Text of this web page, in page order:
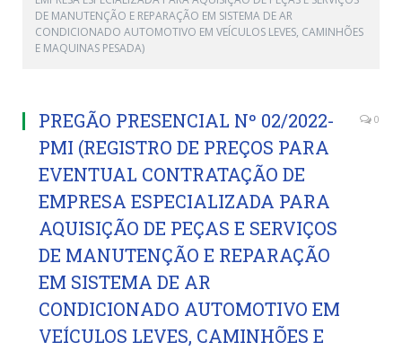
DE MANUTENÇÃO E REPARAÇÃO EM SISTEMA DE AR
CONDICIONADO AUTOMOTIVO EM VEÍCULOS LEVES, CAMINHÕES
E MAQUINAS PESADA)
PREGÃO PRESENCIAL Nº 02/2022-
PMI (REGISTRO DE PREÇOS PARA
EVENTUAL CONTRATAÇÃO DE
EMPRESA ESPECIALIZADA PARA
AQUISIÇÃO DE PEÇAS E SERVIÇOS
DE MANUTENÇÃO E REPARAÇÃO
EM SISTEMA DE AR
CONDICIONADO AUTOMOTIVO EM
VEÍCULOS LEVES, CAMINHÕES E
0